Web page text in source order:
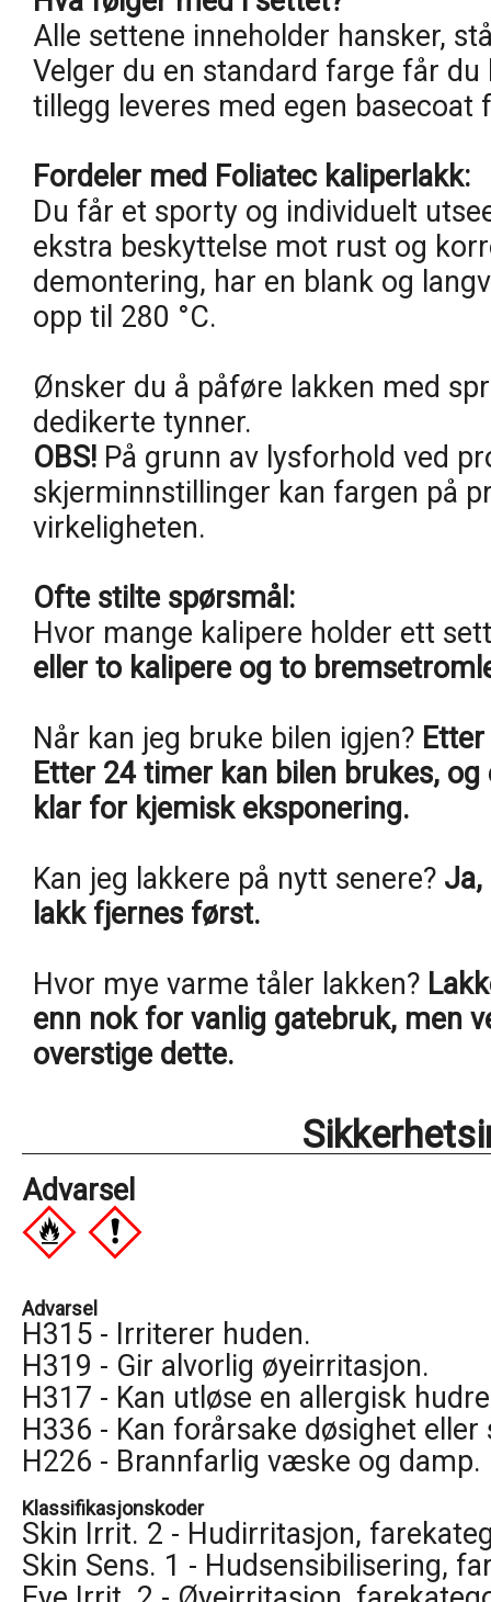
Alle settene inneholder hansker,
Velger du en standard farge får
tillegg leveres med egen
Fordeler med Foliatec kaliperlakk:
Du får et sporty og individuelt
ekstra beskyttelse mot rust og
demontering, har en blank og
opp til 280 °C.
Ønsker du å påføre lakken med
dedikerte tynner.
OBS! På grunn av lysforhold ved
skjerminnstillinger kan fargen på
virkeligheten.
Ofte stilte spørsmål:
Hvor mange kalipere holder ett
eller to kalipere og to
Når kan jeg bruke bilen igjen?
Etter 24 timer kan bilen brukes,
klar for kjemisk eksponering.
Kan jeg lakkere på nytt senere?
lakk fjernes først.
Hvor mye varme tåler lakken?
enn nok for vanlig gatebruk, men
overstige dette.
Advarsel
Advarsel
H315 - Irriterer huden.
H319 - Gir alvorlig øyeirritasjon.
H317 - Kan utløse en allergisk
H336 - Kan forårsake døsighet
H226 - Brannfarlig væske og damp.
Klassifikasjonskoder
Skin Irrit. 2 - Hudirritasjon,
Skin Sens. 1 - Hudsensibilisering,